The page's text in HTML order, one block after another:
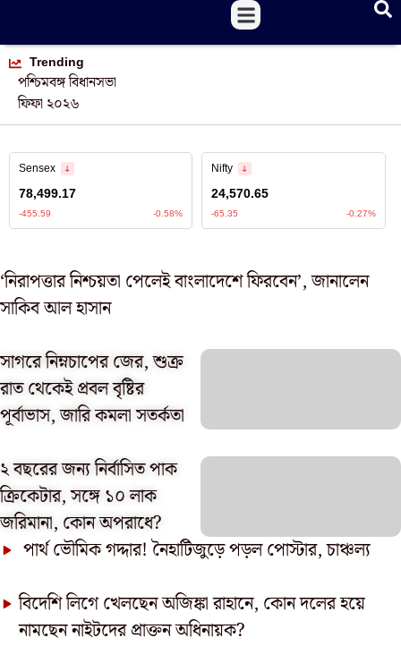
Trending
পশ্চিমবঙ্গ বিধানসভা
ফিফা ২০২৬
‘নিরাপত্তার নিশ্চয়তা পেলেই বাংলাদেশে ফিরবেন’, জানালেন
সাকিব আল হাসান
সাগরে নিম্নচাপের জের, শুক্র
রাত থেকেই প্রবল বৃষ্টির
পূর্বাভাস, জারি কমলা সতর্কতা
২ বছরের জন্য নির্বাসিত পাক
ক্রিকেটার, সঙ্গে ১০ লাক
জরিমানা, কোন অপরাধে?
পার্থ ভৌমিক গদ্দার! নৈহাটিজুড়ে পড়ল পোস্টার, চাঞ্চল্য
বিদেশি লিগে খেলছেন অজিঙ্কা রাহানে, কোন দলের হয়ে
নামছেন নাইটদের প্রাক্তন অধিনায়ক?